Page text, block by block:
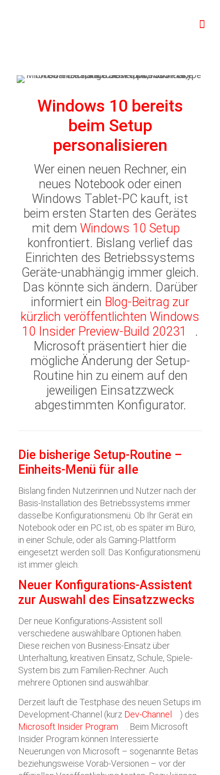
Windows 10 bereits
beim Setup
personalisieren
Wer einen neuen Rechner, ein
neues Notebook oder einen
Windows Tablet-PC kauft, ist
beim ersten Starten des Gerätes
mit dem Windows 10 Setup
konfrontiert. Bislang verlief das
Einrichten des Betriebssystems
Geräte-unabhängig immer gleich.
Das könnte sich ändern. Darüber
informiert ein Blog-Beitrag zur
kürzlich veröffentlichten Windows
10 Insider Preview-Build 20231
.
Microsoft präsentiert hier die
mögliche Änderung der Setup-
Routine hin zu einem auf den
jeweiligen Einsatzzweck
abgestimmten Konfigurator.
Die bisherige Setup-Routine –
Einheits-Menü für alle
Bislang finden Nutzerinnen und Nutzer nach der
Basis-Installation des Betriebssystems immer
dasselbe Konfigurationsmenü. Ob Ihr Gerät ein
Notebook oder ein PC ist, ob es später im Büro,
in einer Schule, oder als Gaming-Plattform
eingesetzt werden soll: Das Konfigurationsmenü
ist immer gleich.
Neuer Konfigurations-Assistent
zur Auswahl des Einsatzzwecks
Der neue Konfigurations-Assistent soll
verschiedene auswählbare Optionen haben.
Diese reichen von Business-Einsatz über
Unterhaltung, kreativen Einsatz, Schule, Spiele-
System bis zum Familien-Rechner. Auch
mehrere Optionen sind auswählbar.
Derzeit läuft die Testphase des neuen Setups im
Development-Channel (kurz Dev-Channel
) des
Microsoft Insider Program
. Beim Microsoft
Insider Program können Interessierte
Neuerungen von Microsoft – sogenannte Betas
beziehungsweise Vorab-Versionen – vor der